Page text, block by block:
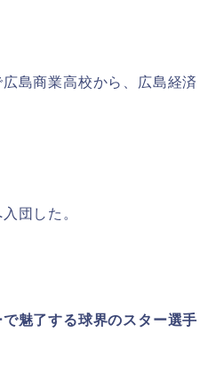
島商業高校から、広島経済
団した。
魅了する球界のスター選手